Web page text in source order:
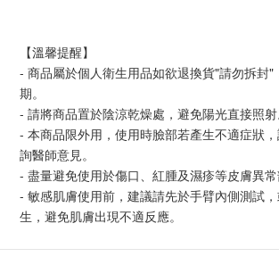
【溫馨提醒】
- 商品屬於個人衛生用品如欲退換貨"請勿拆封"
期。
- 請將商品置於陰涼乾燥處，避免陽光直接照射
- 本商品限外用，使用時臉部若產生不適症狀
詢醫師意見。
- 盡量避免使用於傷口、紅腫及濕疹等皮膚異常
- 敏感肌膚使用前，建議請先於手臂內側測試
生，避免肌膚出現不適反應。